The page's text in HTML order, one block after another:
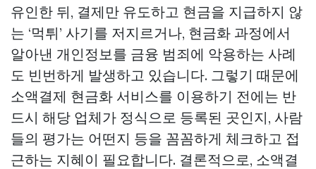
유인한 뒤, 결제만 유도하고 현금을 지급하지 않
는 ‘먹튀’ 사기를 저지르거나, 현금화 과정에서
알아낸 개인정보를 금융 범죄에 악용하는 사례
도 빈번하게 발생하고 있습니다. 그렇기 때문에
소액결제 현금화 서비스를 이용하기 전에는 반
드시 해당 업체가 정식으로 등록된 곳인지, 사람
들의 평가는 어떤지 등을 꼼꼼하게 체크하고 접
근하는 지혜이 필요합니다. 결론적으로, 소액결